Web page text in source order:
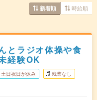
新着順 時給順
ラジオ体操や食
経験OK
土日祝日が休み 残業なし